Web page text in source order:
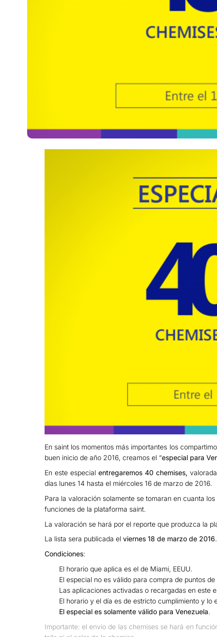
En saint los momentos más importantes los
buen inicio de año 2016, creamos el “especial para
En este especial entregaremos 40 chemises,
días lunes 14 hasta el miércoles 16 de marzo de 2016.
Para la valoración solamente se tomaran en cuanta
funciones de la plataforma saint.
La valoración se hará por el reporte que produzca la
La lista sera publicada el viernes 18 de marzo de 2016.
Condiciones:
El horario que aplica es el de Miami, EEUU.
El especial no es válido para compra de puntos
Las aplicaciones activadas o recargadas en este
El horario y el día es de estricto cumplimiento y
El especial es solamente válido para Venezuela.
Importante: el envio de las chemises se hará en